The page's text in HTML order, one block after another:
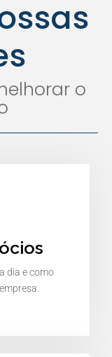
o
dia e como